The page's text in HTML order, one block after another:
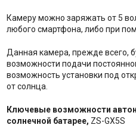
Камеру можно заряжать от 5
любого смартфона, либо при
Данная камера, прежде всего,
возможности подачи
возможность установки под
от солнца.
Ключевые возможности
солнечной батарее, ZS-GX5S